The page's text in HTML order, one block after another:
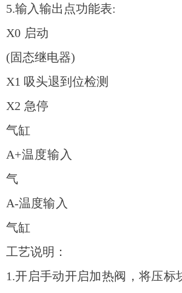
5.输入输出点功能表:
X0 启动 Y3
(固态继电器)
X1 吸头退到位检测
X2 急停 Y5
气缸
A+温度输入
气
A-温度输入 Y7
气缸
工艺说明：
1.开启手动开启加热阀，将压标